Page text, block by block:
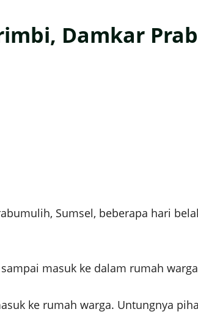
Damkar
Sumsel, beberapa hari
masuk ke dalam rumah
ke rumah warga. Untungnya